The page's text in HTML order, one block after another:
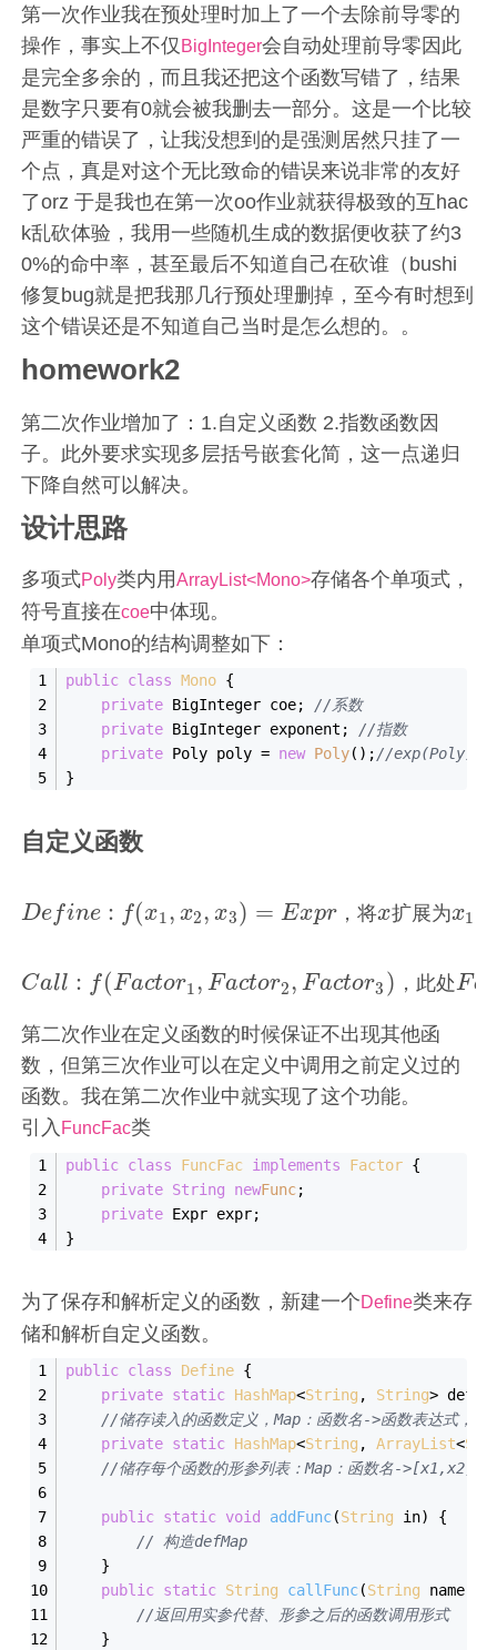
第一次作业我在预处理时加上了一个去除前导零的
操作，事实上不仅 BigInteger会自动处理前导零因此
是完全多余的，而且我还把这个函数写错了，结果
是数字只要有0就会被我删去一部分。这是一个比较
严重的错误了，让我没想到的是强测居然只挂了一
个点，真是对这个无比致命的错误来说非常的友好
了orz 于是我也在第一次oo作业就获得极致的互hac
k乱砍体验，我用一些随机生成的数据便收获了约3
0%的命中率，甚至最后不知道自己在砍谁（bushi
修复bug就是把我那几行预处理删掉，至今有时想到
这个错误还是不知道自己当时是怎么想的。。
homework2
第二次作业增加了：1.自定义函数 2.指数函数因
子。此外要求实现多层括号嵌套化简，这一点递归
下降自然可以解决。
设计思路
多项式Poly类内用ArrayList<Mono>存储各个单项式，
符号直接在coe中体现。
单项式Mono的结构调整如下：
public class Mono {
private BigInteger coe; //系数
private BigInteger exponent; //指数
private Poly poly = new Poly();//exp(Poly)
}
自定义函数
Define : f(x1, x2, x3) = Expr， 将x扩展为x1
Def in e:f(x1, x2,x3)= Expr，将x 扩展为x1，x2，
Call : f(Factor1, Factor2, Factor3 ) ， 此处Fa
C all:f(Factor1 ,Factor2,Factor3)，此 处Facto
第二次作业在定义函数的时候保证不出现其他函
数，但第三次作业可以在定义中调用之前定义过的
函数。我在第二次作业中就实现了这个功能。
引入 FuncFac类
public class FuncFac implements Factor {
private String newFunc;
private Expr expr;
}
为了保存和解析定义的函数，新建一个Define类来存
储和解析自定义函数。
public class Define {
private static HashMap<String , String>
//储存读入的函数定义，Map：函数名->函数表达式，
private static HashMap<String , ArrayList<
//储存每个函数的形参列表：Map：函数名-
public static void addFunc(String in)
{
// 构造defMap
    }
public static String callFunc(String name,
//返回用实参代替、形参之后的函数调用形式
    }